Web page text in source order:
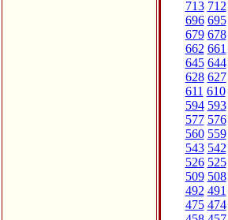
713 712
696 695
679 678
662 661
645 644
628 627
611 610
594 593
577 576
560 559
543 542
526 525
509 508
492 491
475 474